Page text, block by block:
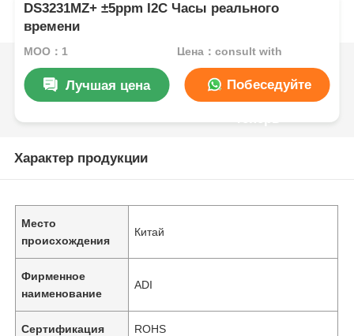
DS3231MZ+ ±5ppm I2C Часы реального
времени
MOQ：1 Цена：consult with
Лучшая цена Побеседуйте
Характер продукции
Место
происхождения
Китай
Фирменное
наименование
ADI
Сертификация ROHS